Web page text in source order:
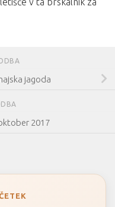
jagoda
2017